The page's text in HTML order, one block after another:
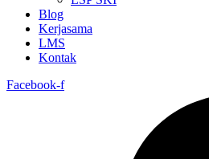
Blog
Kerjasama
LMS
Kontak
Facebook-f